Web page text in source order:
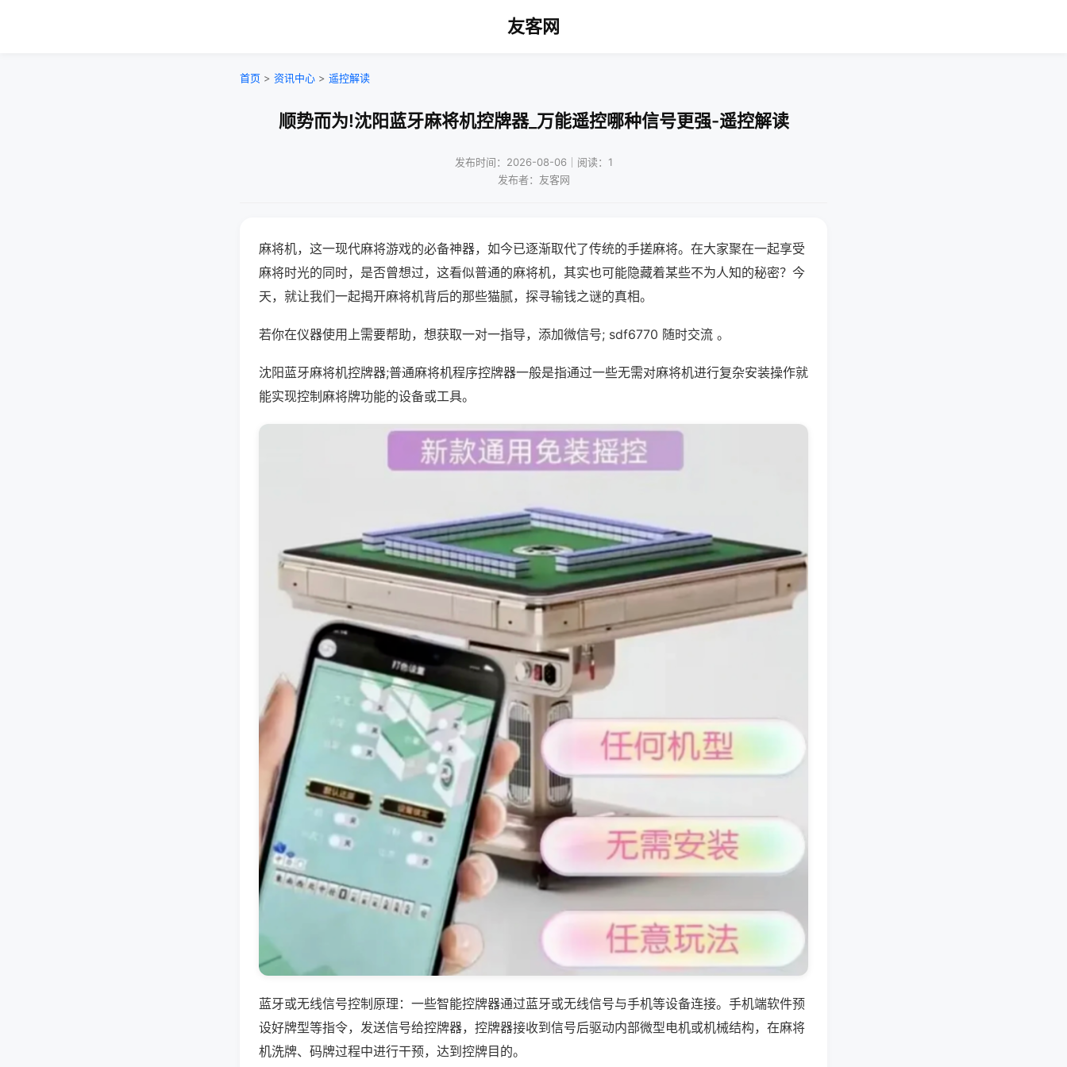
友客网
首页 > 资讯中心 > 遥控解读
顺势而为!沈阳蓝牙麻将机控牌器_万能遥控哪种信号更强-遥控解读
发布时间：2026-08-06｜阅读：1
发布者：友客网
麻将机，这一现代麻将游戏的必备神器，如今已逐渐取代了传统的手搓麻将。在大家聚在一起享受
麻将时光的同时，是否曾想过，这看似普通的麻将机，其实也可能隐藏着某些不为人知的秘密？今
天，就让我们一起揭开麻将机背后的那些猫腻，探寻输钱之谜的真相。
若你在仪器使用上需要帮助，想获取一对一指导，添加微信号; sdf6770 随时交流 。
沈阳蓝牙麻将机控牌器;普通麻将机程序控牌器一般是指通过一些无需对麻将机进行复杂安装操作就
能实现控制麻将牌功能的设备或工具。
蓝牙或无线信号控制原理：一些智能控牌器通过蓝牙或无线信号与手机等设备连接。手机端软件预
设好牌型等指令，发送信号给控牌器，控牌器接收到信号后驱动内部微型电机或机械结构，在麻将
机洗牌、码牌过程中进行干预，达到控牌目的。